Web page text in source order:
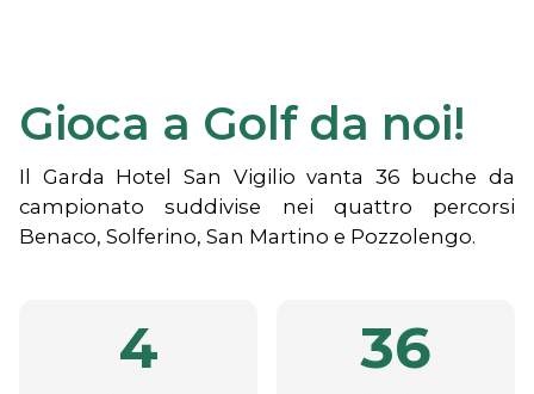
Gioca a Golf da noi!
Il Garda Hotel San Vigilio vanta 36 buche da
campionato suddivise nei quattro percorsi
Benaco, Solferino, San Martino e Pozzolengo.
4 36